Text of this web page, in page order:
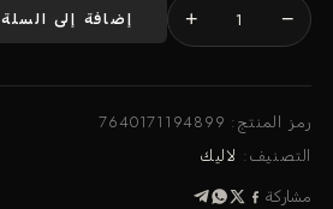
كمية
إنكر
إنديجو
100
مل
−
+ إضافة إلى السلة
رمز المنتج: 7640171194899
التصنيف: لاليك
مشاركة